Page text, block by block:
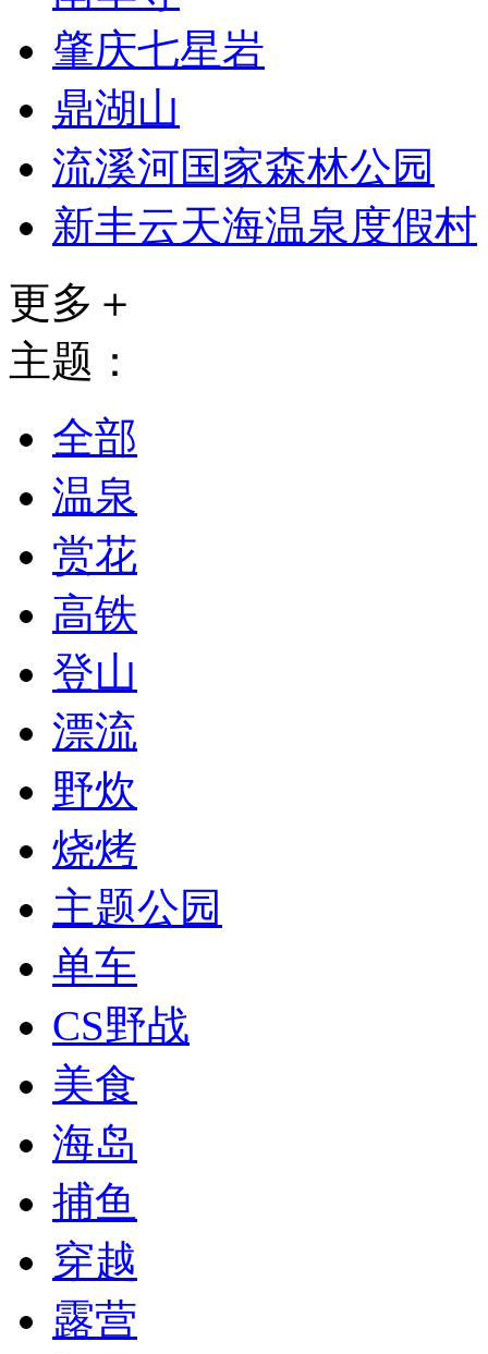
肇庆七星岩
鼎湖山
流溪河国家森林公园
新丰云天海温泉度假村
更多＋
主题：
全部
温泉
赏花
高铁
登山
漂流
野炊
烧烤
主题公园
单车
CS野战
美食
海岛
捕鱼
穿越
露营